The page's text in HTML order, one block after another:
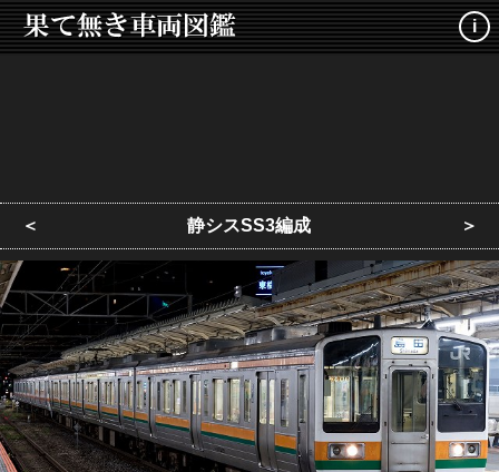
i
＜ 静シスSS3編成 ＞